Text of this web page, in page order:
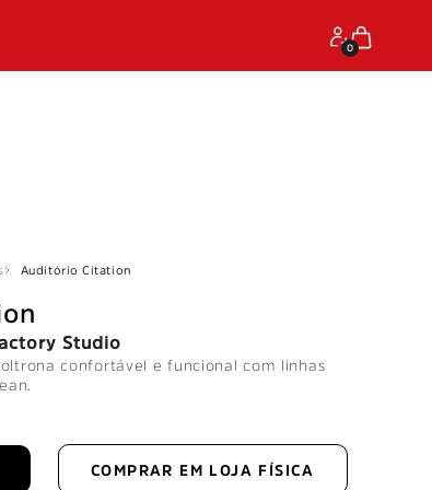
0
Auditório Citation
Studio
confortável e funcional com linhas
COMPRAR EM LOJA FÍSICA